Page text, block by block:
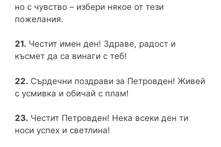
но с чувство – избери някое от тези
пожелания.
21. Честит имен ден! Здраве, радост и
късмет да са винаги с теб!
22. Сърдечни поздрави за Петровден! Живей
с усмивка и обичай с плам!
23. Честит Петровден! Нека всеки ден ти
носи успех и светлина!